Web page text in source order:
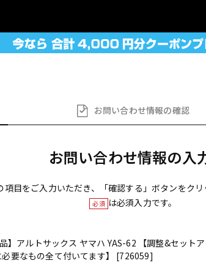
お問い合わせ情報の確認
お問い合わせ情報の入
項目をご入力いただき、「確認する」ボタンをクリ
必須 は必須入力です。
】アルトサックス ヤマハ YAS-62 【調整&セット
要なもの全て付いてます】 [726059]